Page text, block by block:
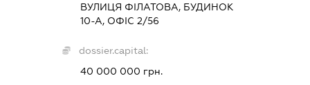
ВУЛИЦЯ ФІЛАТОВА, БУДИНОК
10-А, ОФІС 2/56
dossier.capital:
40 000 000 грн.